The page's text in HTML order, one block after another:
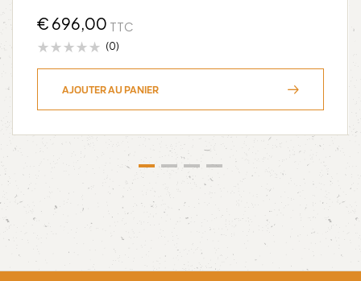
€ 696,00 TTC
(0)
AJOUTER AU PANIER